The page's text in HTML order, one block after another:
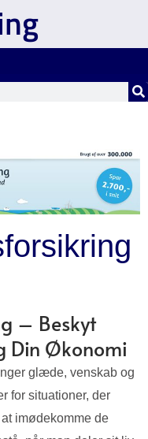
– Beskyt
Din Økonomi
glæde, venskab og
for situationer, der
imødekomme de